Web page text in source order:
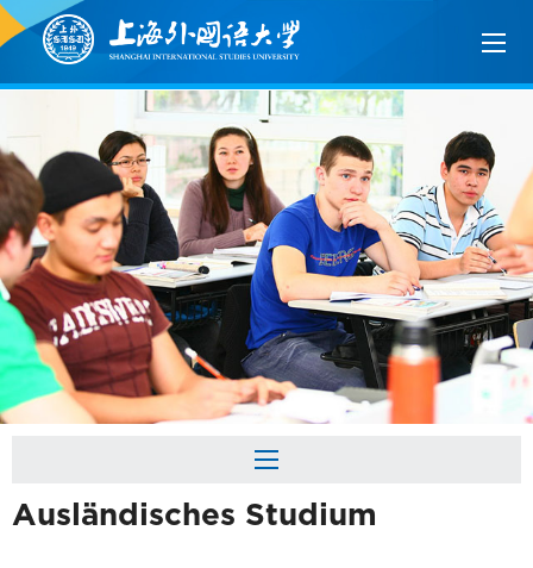
Ausländisches Studium